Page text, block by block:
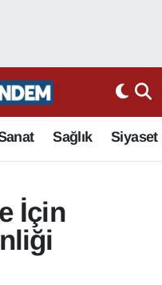
Sağlık Siyaset
İçin